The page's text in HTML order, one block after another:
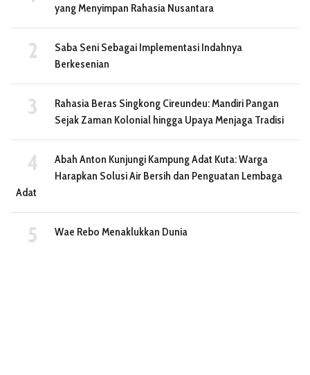
yang Menyimpan Rahasia Nusantara
Saba Seni Sebagai Implementasi Indahnya
Berkesenian
Rahasia Beras Singkong Cireundeu: Mandiri Pangan
Sejak Zaman Kolonial hingga Upaya Menjaga Tradisi
Abah Anton Kunjungi Kampung Adat Kuta: Warga
Harapkan Solusi Air Bersih dan Penguatan Lembaga
Adat
Wae Rebo Menaklukkan Dunia